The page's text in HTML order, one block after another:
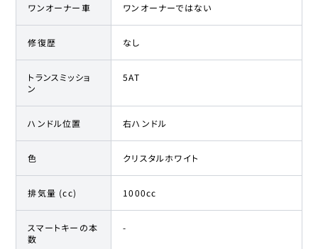
ワンオーナー車 ワンオーナーではない
修復歴 なし
トランスミッショ
ン
5AT
ハンドル位置 右ハンドル
色 クリスタルホワイト
排気量 (cc) 1000cc
スマートキーの本
数
-